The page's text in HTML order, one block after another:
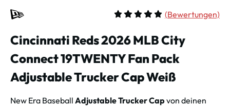
(Bewertungen)
Cincinnati Reds 2026 MLB City
Connect 19TWENTY Fan Pack
Adjustable Trucker Cap Weiß
New Era Baseball Adjustable Trucker Cap von deinen